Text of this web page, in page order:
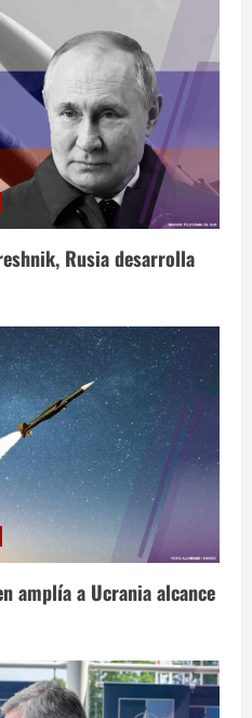
Rusia desarrolla
amplía a Ucrania alcance